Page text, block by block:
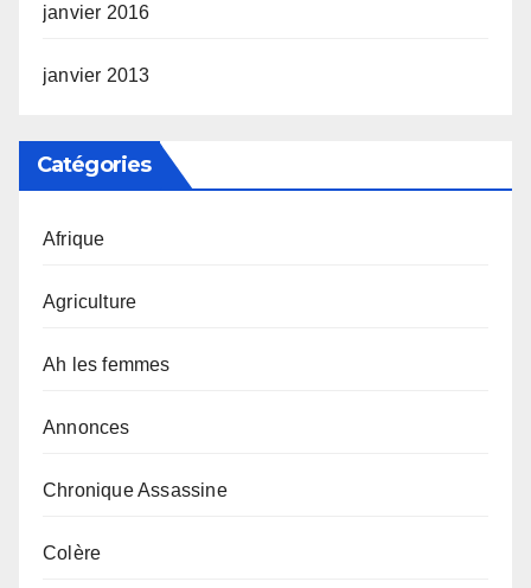
janvier 2016
janvier 2013
Catégories
Afrique
Agriculture
Ah les femmes
Annonces
Chronique Assassine
Colère